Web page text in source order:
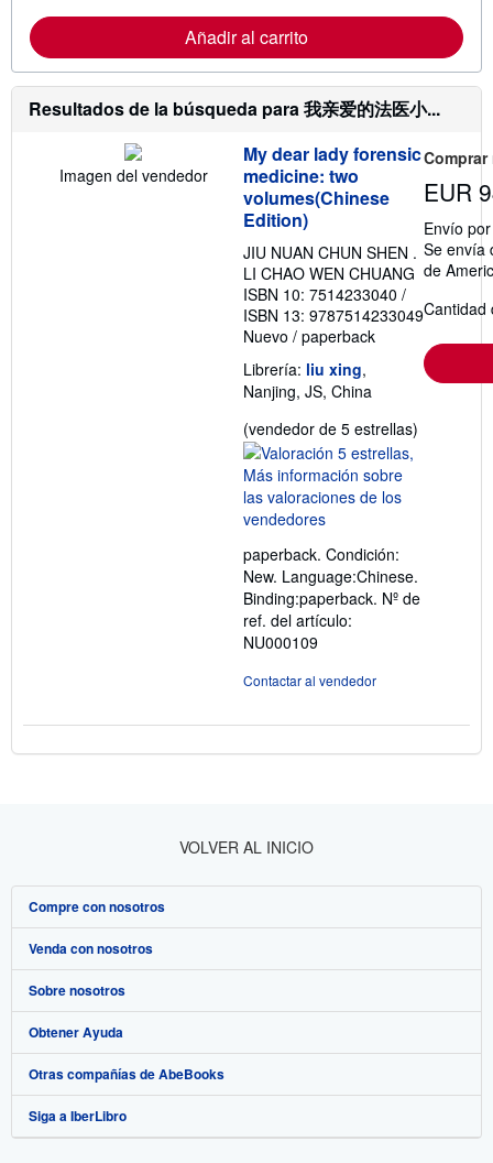
i
o
r
m
a
i
ó
n
s
r
e
l
a
s
t
a
r
i
f
s
d
e
n
v
Añadir al carrito
Resultados de la búsqueda para 我亲爱的法医小...
Imagen del vendedor
My dear lady forensic
medicine: two
volumes(Chinese
Edition)
JIU NUAN CHUN SHEN .
LI CHAO WEN CHUANG
ISBN 10: 7514233040 /
ISBN 13: 9787514233049
Nuevo / paperback
Librería: liu xing,
Nanjing, JS, China
(vendedor de 5 estrellas)
paperback. Condición:
New. Language:Chinese.
Binding:paperback. Nº de
ref. del artículo:
NU000109
Contactar al vendedor
EUR
Envío
Se envía
de
Cantidad
VOLVER AL INICIO
Compre con nosotros
Búsqueda avanzada
Colecciones
Mi cuenta
Mis pedidos
Ver carrito
Venda con nosotros
Comenzar a vender
Únase a nuestro programa de afiliados
Recomiende un vendedor
Sobre nosotros
Sobre IberLibro
Medios
Empleo
Obtener Ayuda
Preguntas frecuentes y guías
Atención al Cliente
Otras compañías de AbeBooks
AbeBooks.com
Siga a IberLibro